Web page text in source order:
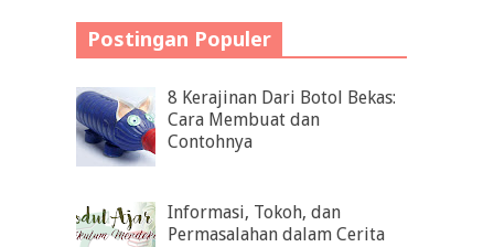
Postingan Populer
8 Kerajinan Dari Botol Bekas:
Cara Membuat dan
Contohnya
Informasi, Tokoh, dan
Permasalahan dalam Cerita